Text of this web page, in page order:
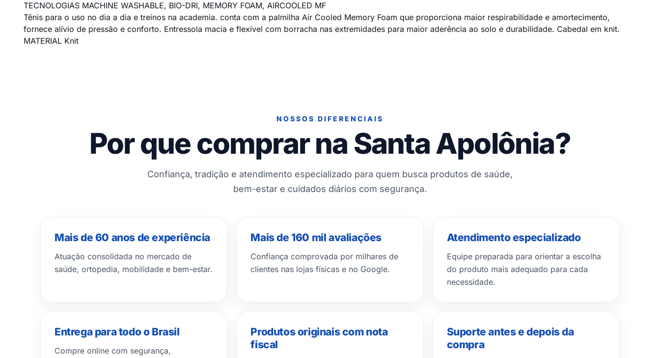
TECNOLOGIAS MACHINE WASHABLE, BIO-DRI, MEMORY FOAM, AIRCOOLED MF
Tênis para o uso no dia a dia e treinos na academia. conta com a palmilha Air Cooled Memory Foam que proporciona maior respirabilidade e amortecimento,
fornece alívio de pressão e conforto. Entressola macia e flexível com borracha nas extremidades para maior aderência ao solo e durabilidade. Cabedal em knit.
MATERIAL Knit
NOSSOS DIFERENCIAIS
Por que comprar na Santa Apolônia?
Confiança, tradição e atendimento especializado para quem busca produtos de saúde,
bem-estar e cuidados diários com segurança.
Mais de 60 anos de experiência
Atuação consolidada no mercado de
saúde, ortopedia, mobilidade e bem-estar.
Mais de 160 mil avaliações
Confiança comprovada por milhares de
clientes nas lojas físicas e no Google.
Atendimento especializado
Equipe preparada para orientar a escolha
do produto mais adequado para cada
necessidade.
Entrega para todo o Brasil
Compre online com segurança,
Produtos originais com nota
fiscal
Suporte antes e depois da
compra